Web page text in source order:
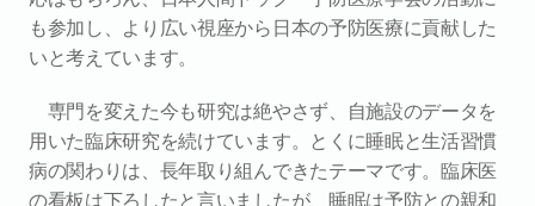
も参加し、より広い視座から日本の予防医療に貢献した
いと考えています。
専門を変えた今も研究は絶やさず、自施設のデータを
用いた臨床研究を続けています。とくに睡眠と生活習慣
病の関わりは、長年取り組んできたテーマです。臨床医
の看板は下ろしたと言いましたが、睡眠は予防との親和